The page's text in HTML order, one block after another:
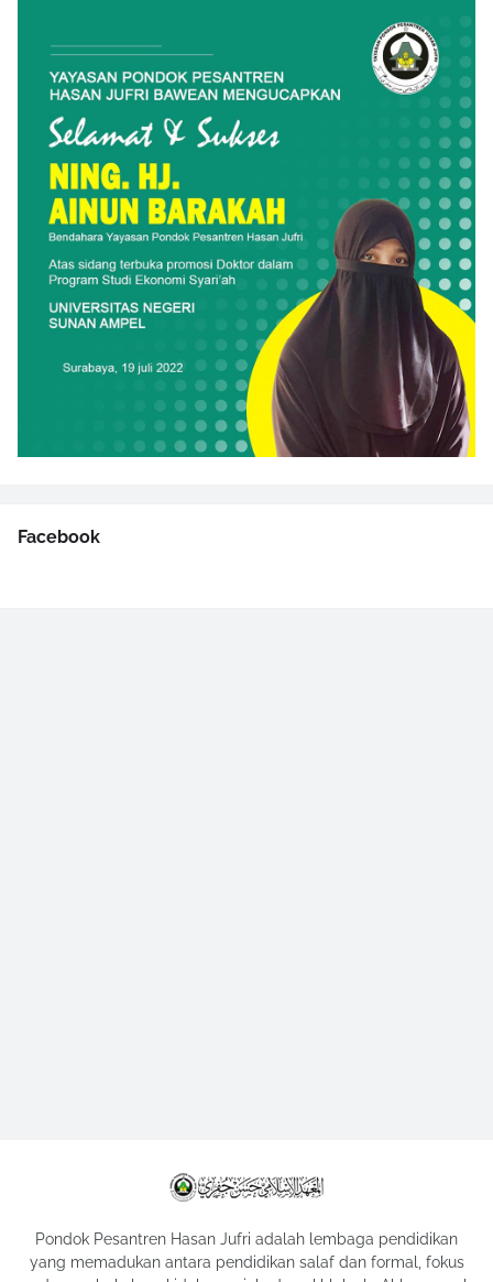
Facebook
Pondok Pesantren Hasan Jufri adalah lembaga pendidikan
yang memadukan antara pendidikan salaf dan formal, fokus